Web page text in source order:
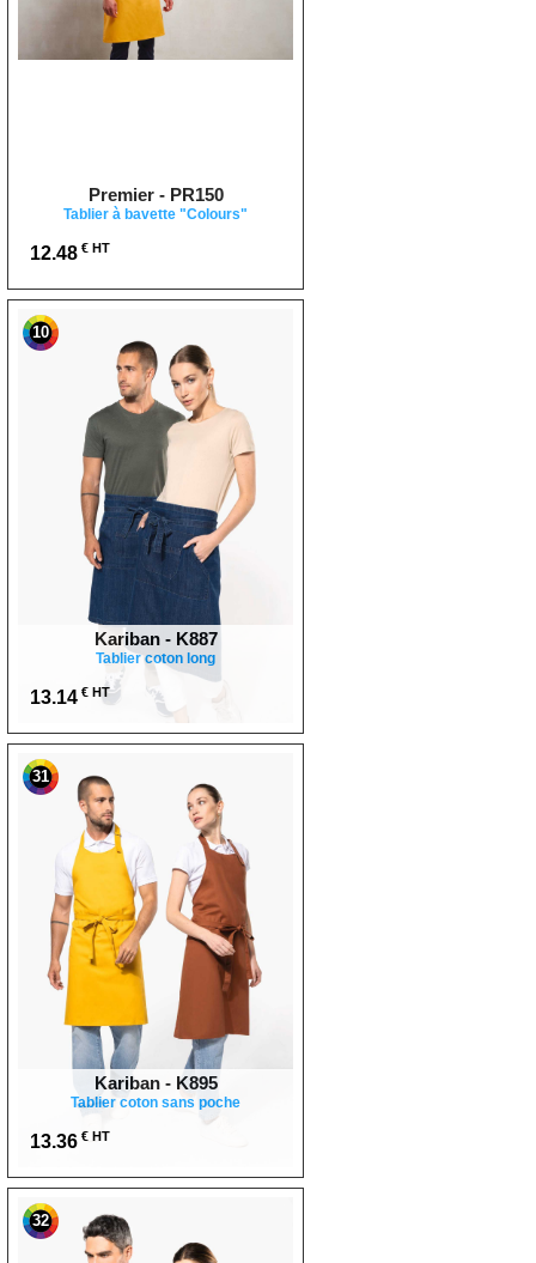
Premier - PR150
Tablier à bavette "Colours"
12.48 € HT
10
Kariban - K887
Tablier coton long
13.14 € HT
31
Kariban - K895
Tablier coton sans poche
13.36 € HT
32